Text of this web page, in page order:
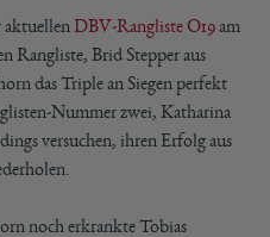
aktuellen DBV-Rangliste O19am
Rangliste, Brid Stepper aus
das Triple an Siegen perfekt
Nummer zwei, Katharina
versuchen, ihren Erfolg aus
noch erkrankte Tobias